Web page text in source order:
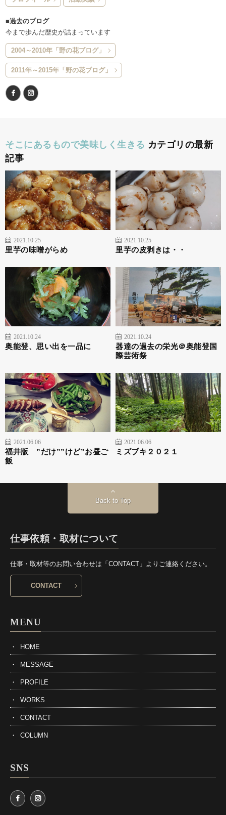
■過去のブログ
今まで歩んだ歴史が詰まっています
2004～2010年「野の花ブログ」
2011年～2015年「野の花ブログ」
そこにあるもので美味しく生きる カテゴリの最新
記事
2021.10.25
里芋の味噌がらめ
2021.10.25
里芋の皮剥きは・・
2021.10.24
奥能登、思い出を一品に
2021.10.24
器達の過去の栄光＠奥能登国
際芸術祭
2021.06.06
福井版 ”だけ””けど”お昼ご
飯
2021.06.06
ミズブキ２０２１
Back to Top
仕事依頼・取材について
仕事・取材等のお問い合わせは「CONTACT」よりご連絡ください。
CONTACT
MENU
HOME
MESSAGE
PROFILE
WORKS
CONTACT
COLUMN
SNS